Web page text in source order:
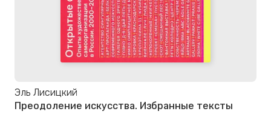
Эль Лисицкий
Преодоление искусства. Избранные тексты